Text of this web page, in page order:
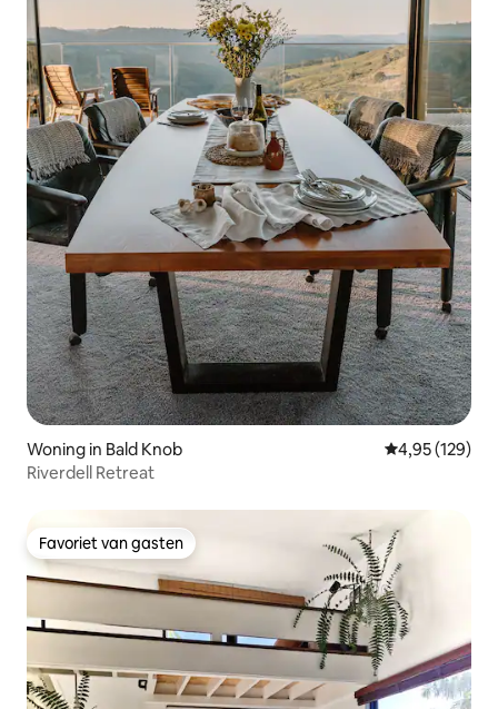
Woning in Bald Knob Gemiddelde
4,95 (129)
Riverdell Retreat
Favoriet van gasten
Favoriet van gasten